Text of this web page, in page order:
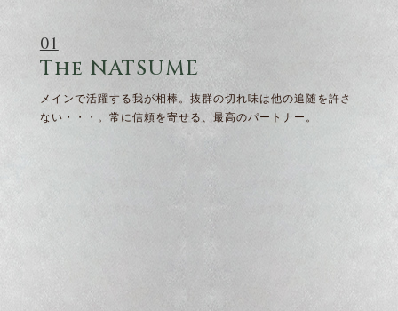
01
The NATSUME
メインで活躍する我が相棒。抜群の切れ味は他の追随を許さ
ない・・・。常に信頼を寄せる、最高のパートナー。